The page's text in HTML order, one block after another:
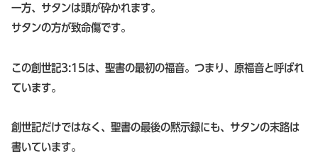
一方、サタンは頭が砕かれます。
サタンの方が致命傷です。
この創世記3:15は、聖書の最初の福音。つまり、原福音と呼ばれ
ています。
創世記だけではなく、聖書の最後の黙示録にも、サタンの末路は
書いています。